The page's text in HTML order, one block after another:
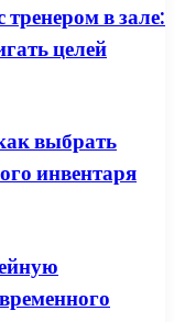
в зале:
целей
выбрать
инвентаря